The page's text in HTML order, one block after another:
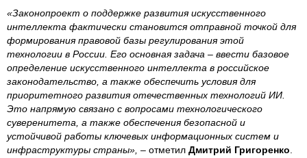
«Законопроект о поддержке развития искусственного
интеллекта фактически становится отправной точкой для
формирования правовой базы регулирования этой
технологии в России. Его основная задача – ввести базовое
определение искусственного интеллекта в российское
законодательство, а также обеспечить условия для
приоритетного развития отечественных технологий ИИ.
Это напрямую связано с вопросами технологического
суверенитета, а также обеспечения безопасной и
устойчивой работы ключевых информационных систем и
инфраструктуры страны», – отметил Дмитрий Григоренко